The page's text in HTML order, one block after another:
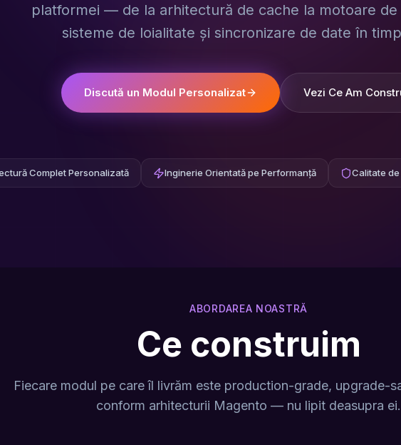
platformei — de la arhitectură de cache la motoare de
sisteme de loialitate și sincronizare de date în
Discută un Modul Personalizat Vezi Ce Am
Complet Personalizată Inginerie Orientată pe Performanță Calitate
ABORDAREA NOASTRĂ
Ce construim
Fiecare modul pe care îl livrăm este production-grade, upgrade-
conform arhitecturii Magento — nu lipit deasupra ei.